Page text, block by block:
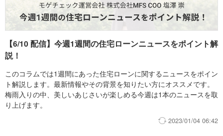
【6/10 配信】今週1週間の住宅ローンニュースをポイント解
説！
このコラムでは1週間にあった住宅ローンに関するニュースをポイン
ト解説します。最新情報やその背景を知りたい方にオススメです。
梅雨入りの中、美しいあじさいが楽しめる今週は1本のニュースを取
り上げます。
2023/01/04 06:42